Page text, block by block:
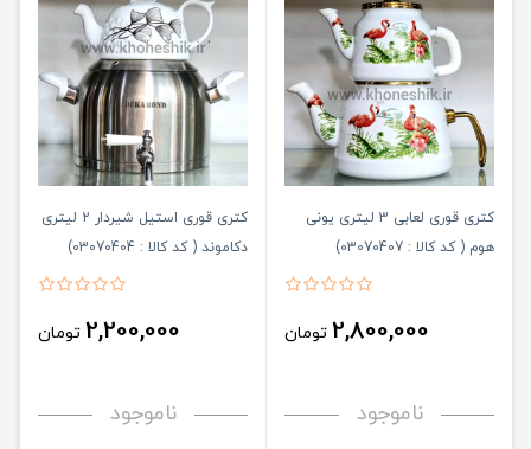
کتری قوری لعابی 3 لیتری یونی
هوم ( کد کالا : 03070407)
2,800,000 تومان
ناموجود
کتری قوری استیل شیردار 2 لیتری
دکاموند ( کد کالا : 03070404)
2,200,000 تومان
ناموجود